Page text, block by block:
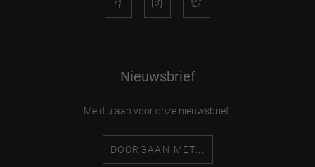
Nieuwsbrief
Meld u aan voor onze nieuwsbrief.
DOORGAAN MET...